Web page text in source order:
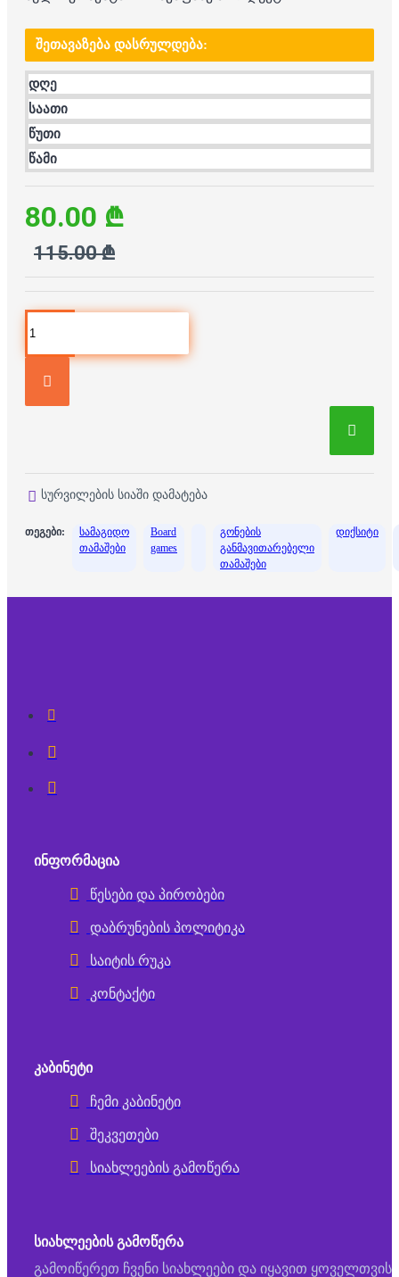
ᲨᲔᲗᲐᲕᲐᲖᲔᲑᲐ ᲓᲐᲡᲠᲣᲚᲓᲔᲑᲐ:
დღე
საათი
წუთი
წამი
80.00 ₾
115.00 ₾
სურვილების სიაში დამატება
თეგები:
სამაგიდო
თამაშები
Board
games
გონების
განმავითარებელი
თამაშები
დიქსიტი
ᲘᲜᲤᲝᲠᲛᲐᲪᲘᲐ
წესები და პირობები
დაბრუნების პოლიტიკა
საიტის რუკა
კონტაქტი
ᲙᲐᲑᲘᲜᲔᲢᲘ
ჩემი კაბინეტი
შეკვეთები
სიახლეების გამოწერა
ᲡᲘᲐᲮᲚᲔᲔᲑᲘᲡ ᲒᲐᲛᲝᲬᲔᲠᲐ
გამოიწერეთ ჩვენი სიახლეები და იყავით ყოველთვის